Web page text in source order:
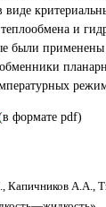
и
были применены
формате pdf)
Капичников А.А.,